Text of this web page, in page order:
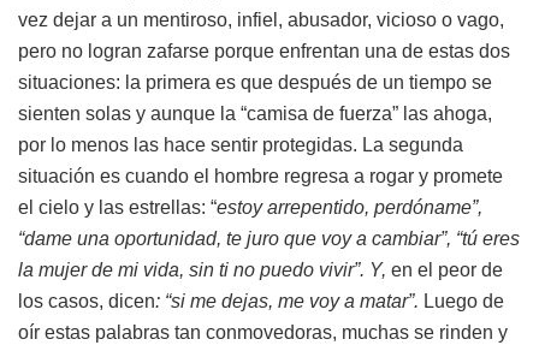
vez dejar a un mentiroso, infiel, abusador, vicioso o vago,
pero no logran zafarse porque enfrentan una de estas dos
situaciones: la primera es que después de un tiempo se
sienten solas y aunque la “camisa de fuerza” las ahoga,
por lo menos las hace sentir protegidas. La segunda
situación es cuando el hombre regresa a rogar y promete
el cielo y las estrellas: “estoy arrepentido, perdóname”,
“dame una oportunidad, te juro que voy a cambiar”, “tú eres
la mujer de mi vida, sin ti no puedo vivir”. Y, en el peor de
los casos, dicen: “si me dejas, me voy a matar”. Luego de
oír estas palabras tan conmovedoras, muchas se rinden y